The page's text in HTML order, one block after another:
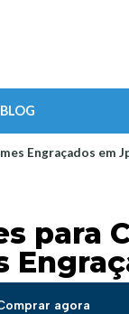
BLOG
Engraçados em
para
agora